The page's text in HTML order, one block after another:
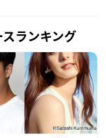
ランキング